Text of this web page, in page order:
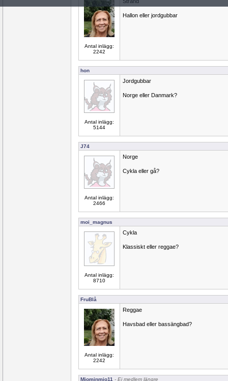
Antal inlägg:
2242
Hallon eller jordgubbar
hon
Antal inlägg:
5144
Jordgubbar
Norge eller Danmark?
J74
Antal inlägg:
2466
Norge
Cykla eller gå?
moi_magnus
Antal inlägg:
8710
Cykla
Klassiskt eller reggae?
FruBlå
Antal inlägg:
2242
Reggae
Havsbad eller bassängbad?
Miominmio11 - Ej medlem längre